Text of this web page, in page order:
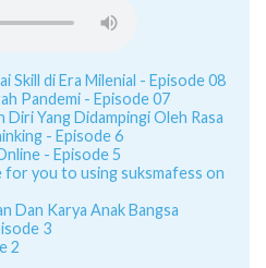
Skill di Era Milenial - Episode 08
Pandemi - Episode 07
Yang Didampingi Oleh Rasa
- Episode 6
- Episode 5
for you to using suksmafess on
Dan Karya Anak Bangsa
3
2